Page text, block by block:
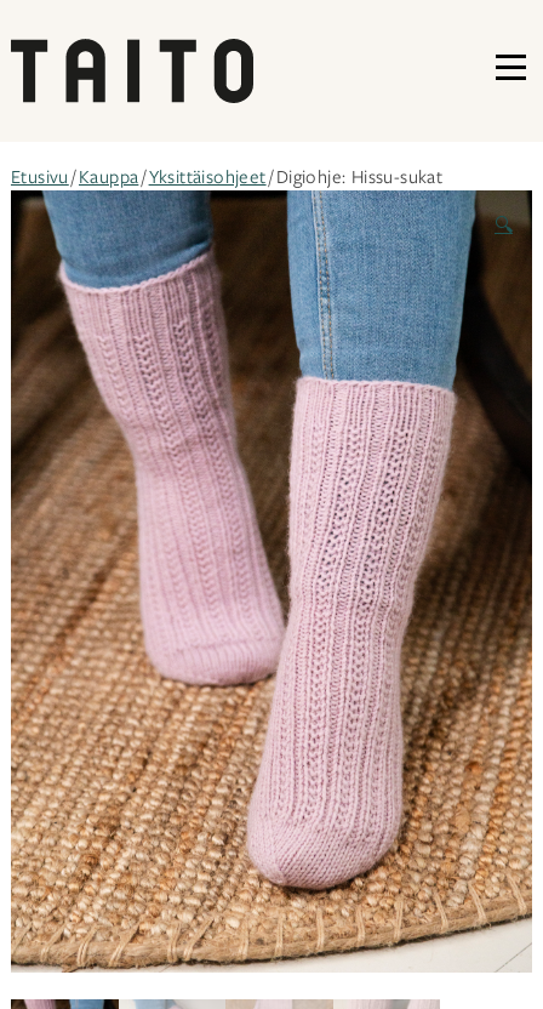
sisältöön
Etusivu /Kauppa/Yksittäisohjeet/ Digiohje: Hissu-sukat
🔍